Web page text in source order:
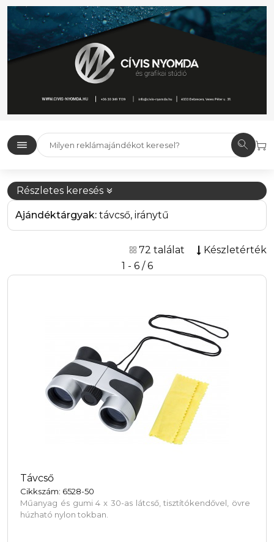
Részletes keresés
Ajándéktárgyak: távcső, iránytű
72 találat
Készletérték
1 - 6 / 6
Távcső
Cikkszám: 6528-50
Műanyag és gumi 4 x 30-as látcső, tisztítókendővel, övre
húzható nylon tokban.